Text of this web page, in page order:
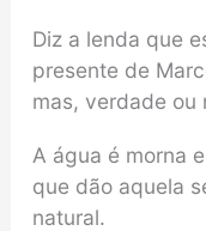
Diz a lenda que
presente de
mas, verdade ou
A água é morna
que dão aquela
natural.